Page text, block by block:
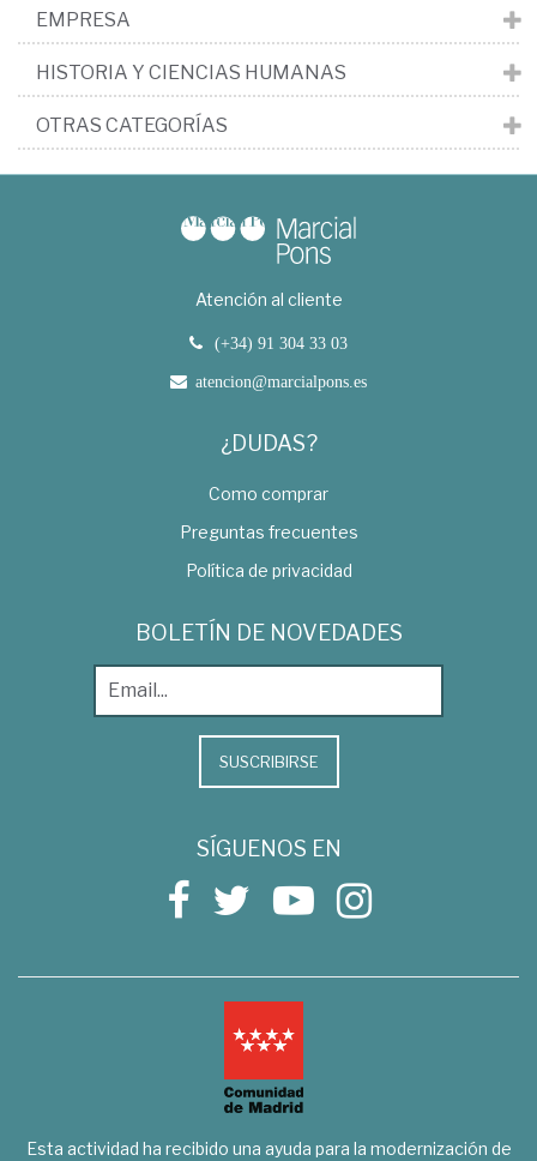
EMPRESA
HISTORIA Y CIENCIAS HUMANAS
OTRAS CATEGORÍAS
Atención al cliente
(+34) 91 304 33 03
atencion@marcialpons.es
¿DUDAS?
Como comprar
Preguntas frecuentes
Política de privacidad
BOLETÍN DE NOVEDADES
SUSCRIBIRSE
SÍGUENOS EN
Esta actividad ha recibido una ayuda para la modernización de